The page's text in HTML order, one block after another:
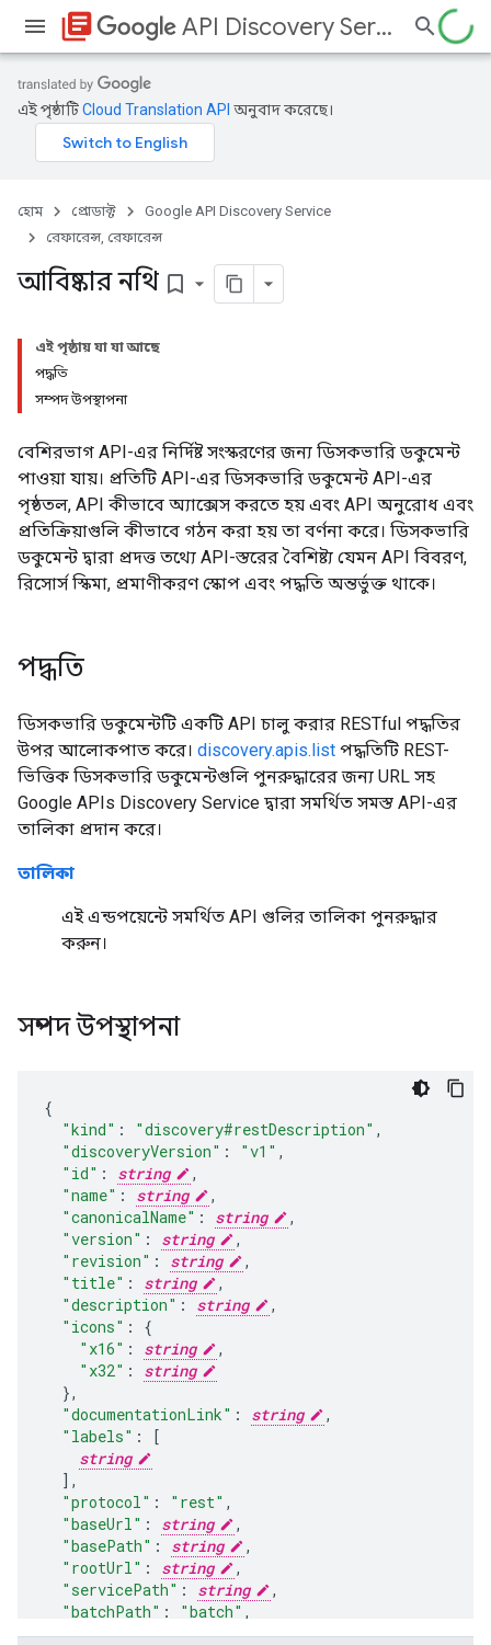
library_books API Discovery Service
এই পৃষ্ঠাটিCloud Translation API অনুবাদ করেছে।
হোম প্রোডাক্ট
Google API Discovery Service
রেফারেন্স, রেফারেন্স
আবিষ্কার নথি bookmark_border
এই পৃষ্ঠায় যা যা আছে
পদ্ধতি
সম্পদ উপস্থাপনা
বেশিরভাগ API-এর নির্দিষ্ট সংস্করণের জন্য ডিসকভারি ডকুমেন্ট
পাওয়া যায়। প্রতিটি API-এর ডিসকভারি ডকুমেন্ট API-এর
পৃষ্ঠতল, API কীভাবে অ্যাক্সেস করতে হয় এবং API অনুরোধ এবং
প্রতিক্রিয়াগুলি কীভাবে গঠন করা হয় তা বর্ণনা করে। ডিসকভারি
ডকুমেন্ট দ্বারা প্রদত্ত তথ্যে API-স্তরের বৈশিষ্ট্য যেমন API বিবরণ,
রিসোর্স স্কিমা, প্রমাণীকরণ স্কোপ এবং পদ্ধতি অন্তর্ভুক্ত থাকে।
পদ্ধতি
ডিসকভারি ডকুমেন্টটি একটি API চালু করার RESTful পদ্ধতির
উপর আলোকপাত করে। discovery.apis.list পদ্ধতিটি REST-
ভিত্তিক ডিসকভারি ডকুমেন্টগুলি পুনরুদ্ধারের জন্য URL সহ
Google APIs Discovery Service দ্বারা সমর্থিত সমস্ত API-এর
তালিকা প্রদান করে।
তালিকা
এই এন্ডপয়েন্টে সমর্থিত API গুলির তালিকা পুনরুদ্ধার
করুন।
সম্পদ উপস্থাপনা
"kind" : "discovery#restDescription" ,
"discoveryVersion" : "v1" ,
"id" : string
,
"name" : string
,
"canonicalName" : string
,
"version" : string
,
"revision" : string
,
"title" : string
,
"description" : string
,
"icons" :
"x16" : string
,
"x32" :
string
},
"documentationLink" : string
,
"labels" :
[
string
],
"protocol" : "rest" ,
"baseUrl" : string
,
"basePath" : string
,
"rootUrl" : string
,
"servicePath" : string
,
"batchPath" : "batch" ,
"endpoints": [